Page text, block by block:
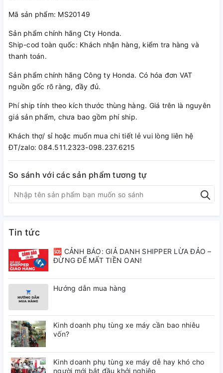
Mã sản phẩm: MS20149
Sản phẩm chính hãng Cty Honda.
Ship-cod toàn quốc: Khách nhận hàng, kiểm tra hàng và
thanh toán.
Sản phẩm chính hãng Công ty Honda. Có hóa đơn VAT
nguồn gốc rõ ràng, đầy đủ.
Phí ship tính theo kích thước thùng hàng. Giá trên là nguyên
giá sản phẩm, chưa bao gồm phí ship.
Khách thợ/ sỉ hoặc muốn mua chi tiết lẻ vui lòng liên hệ
ĐT/zalo: 084.511.2323-098.237.6215
So sánh với các sản phẩm tương tự
Tin tức
🆘 CẢNH BÁO: GIẢ DANH SHIPPER LỪA ĐẢO –
ĐỪNG ĐỂ MẤT TIỀN OAN!
Hướng dẫn mua hàng
Kinh doanh phụ tùng xe máy cần bao nhiêu
vốn?
Kinh doanh phụ tùng xe máy dễ hay khó cho
người mới bắt đầu khởi nghiệp